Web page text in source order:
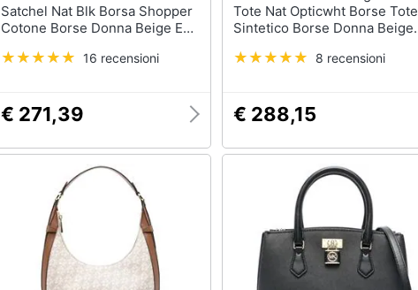
Satchel Nat Blk Borsa Shopper
Cotone Borse Donna Beige Eu
16 recensioni
€ 271,39
Tote Nat Opticwht Borse Tote
Sintetico Borse Donna Beige
8 recensioni
€ 288,15